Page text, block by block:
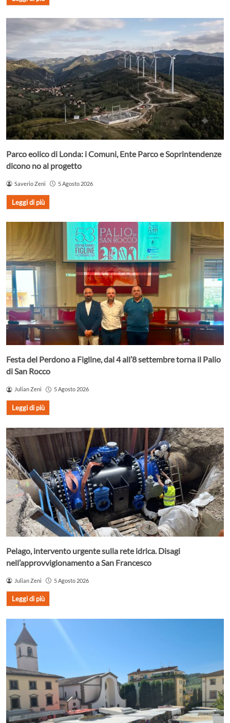
Parco eolico di Londa: i Comuni, Ente Parco e Soprintendenze
dicono no al progetto
Saverio Zeni 5 Agosto 2026
Leggi di più
Festa del Perdono a Figline, dal 4 all’8 settembre torna il Palio
di San Rocco
Julian Zeni 5 Agosto 2026
Leggi di più
Pelago, intervento urgente sulla rete idrica. Disagi
nell’approvvigionamento a San Francesco
Julian Zeni 5 Agosto 2026
Leggi di più